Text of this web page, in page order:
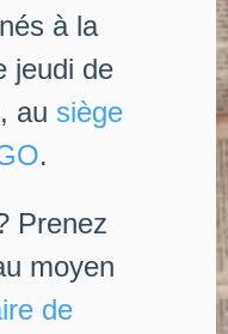
à la
jeudi de
au siège
.
Prenez
moyen
de